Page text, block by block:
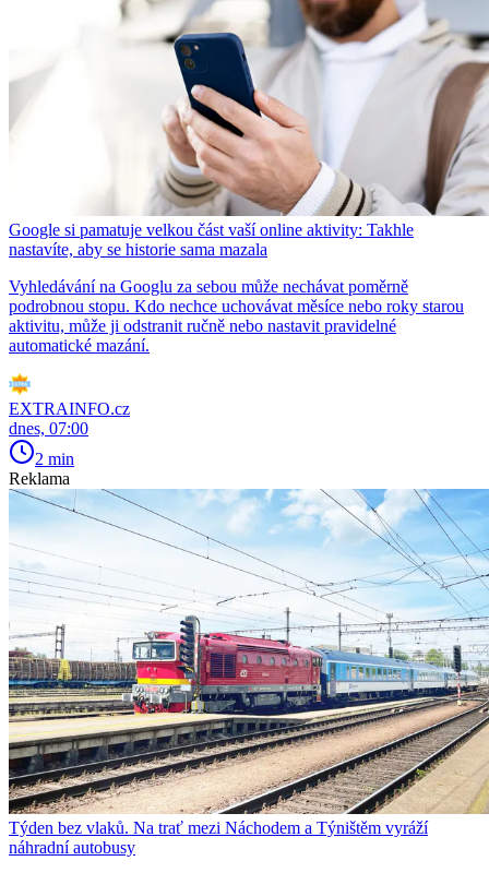
Google si pamatuje velkou část vaší online aktivity: Takhle
nastavíte, aby se historie sama mazala
Vyhledávání na Googlu za sebou může nechávat poměrně
podrobnou stopu. Kdo nechce uchovávat měsíce nebo roky starou
aktivitu, může ji odstranit ručně nebo nastavit pravidelné
automatické mazání.
EXTRAINFO.cz
dnes, 07:00
2 min
Reklama
Týden bez vlaků. Na trať mezi Náchodem a Týništěm vyráží
náhradní autobusy